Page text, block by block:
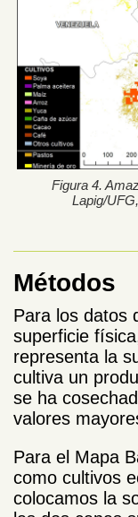
Figura 4.
Lapig/
Métodos
Para los datos
superficie
representa la
cultiva un
se ha
valores
Para el Mapa
como cultivos
colocamos la